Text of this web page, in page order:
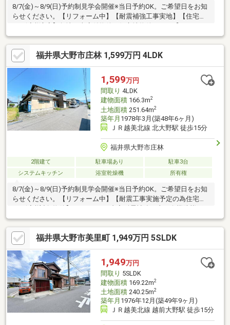
8/7(金)～8/9(日)予約制見学会開催※当日予約OK。ご希望日をお知
らせください。【リフォーム中】【耐震補強工事実地】【住宅ロ
ポイント】・雨漏り、構造上主要な部分の欠陥や・腐食、給排水
管の故障や漏水についてお引渡しより２年間保証・シロアリ防除
工事施工後5年間保証・返済額や融資可能額など、お客様のご希望
にあわせてご提案、住宅ローンが初めての方でもお気軽にご相談
ください【周辺施設】・大野市下庄小学校まで約850m・大野市陽
明中学校まで約650m・ファミリーマート大野中挾店まで約
850m・ハニー新鮮館三番
福井県大野市庄林 1,599万円 4LDK
1,599万円
間取り 4LDK
建物面積166.3m2
土地面積251.64m2
築年月 1978年3月(築48年6ヶ月)
ＪＲ越美北線 北大野駅 徒歩15分
福井県大野市庄林
2階建て 駐車場あり
駐車3台
システムキッチン
浴室乾燥機 所有権
8/7(金)～8/9(日)予約制見学会開催※当日予約OK。ご希望日をお知
らせください。【リフォーム中】【耐震工事実施予定の為住宅ロ
事、クロス張替え、インナーガレージ作成、フローリング仕上
げ、照明交換、水回り交換等●周辺施設下庄小学校まで約
1200m、陽明中学校まで1500ｍ、ハニー新鮮館三番通り店まで約
1300mです。●おすすめポイント・雨漏り、構造上主要な部分の
欠陥や・腐食、給排水管の故障や漏水についてお引渡しより２年
間保証・シロアリ防除工事施工後5年間保証・返済額や融資可能額
など、
福井県大野市美里町 1,949万円 5SLDK
1,949万円
間取り 5SLDK
建物面積169.22m2
土地面積240.25m2
築年月 1976年12月(築49年9ヶ月)
ＪＲ越美北線 越前大野駅 徒歩15分